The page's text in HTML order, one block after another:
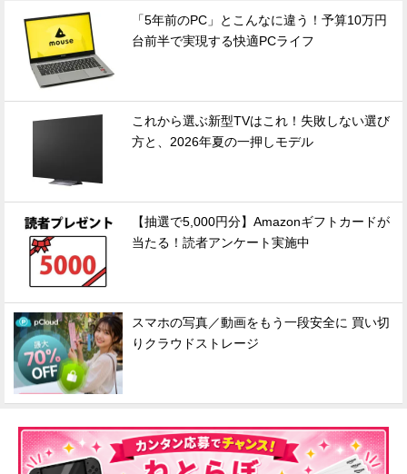
「5年前のPC」とこんなに違う！予算10万円
台前半で実現する快適PCライフ
これから選ぶ新型TVはこれ！失敗しない選び
方と、2026年夏の一押しモデル
【抽選で5,000円分】Amazonギフトカードが
当たる！読者アンケート実施中
スマホの写真／動画をもう一段安全に 買い切
りクラウドストレージ